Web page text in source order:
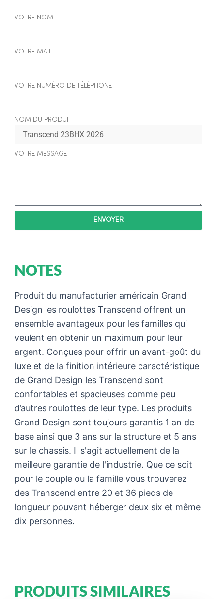
VOTRE NOM
VOTRE MAIL
VOTRE NUMÉRO DE TÉLÉPHONE
NOM DU PRODUIT
VOTRE MESSAGE
ENVOYER
NOTES
Produit du manufacturier américain Grand
Design les roulottes Transcend offrent un
ensemble avantageux pour les familles qui
veulent en obtenir un maximum pour leur
argent. Conçues pour offrir un avant-goût du
luxe et de la finition intérieure caractéristique
de Grand Design les Transcend sont
confortables et spacieuses comme peu
d’autres roulottes de leur type. Les produits
Grand Design sont toujours garantis 1 an de
base ainsi que 3 ans sur la structure et 5 ans
sur le chassis. Il s'agit actuellement de la
meilleure garantie de l'industrie. Que ce soit
pour le couple ou la famille vous trouverez
des Transcend entre 20 et 36 pieds de
longueur pouvant héberger deux six et même
dix personnes.
PRODUITS SIMILAIRES